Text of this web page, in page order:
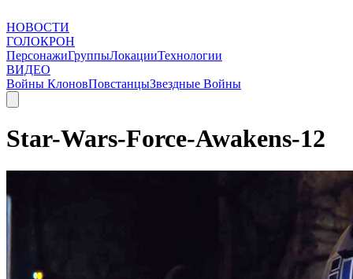
НОВОСТИ
ГОЛОКРОН
ПерсонажиГруппыЛокацииТехнологии
ВИДЕО
Войны КлоновПовстанцыЗвездные Войны
Star-Wars-Force-Awakens-12